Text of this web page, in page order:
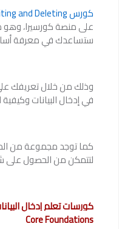
كورس Data Entry, Data Types, Editing and Deleting
على منصة كورسيرا،
ستساعدك في معرفة
في إدخال البيانات
كما توجد مجموعة من
لتتمكن من الحصول على
Core Foundations